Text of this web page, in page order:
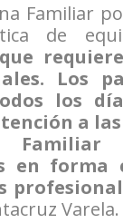
Familiar
de
Los
los
a
Familiar
en forma
Varela.